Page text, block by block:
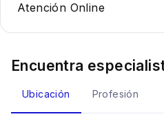
Atención Online
Encuentra
Ubicación Profesión